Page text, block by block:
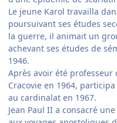
Le jeune Karol travailla
poursuivant ses études
la guerre, il animait un
achevant ses études de
1946.
Après avoir été
Cracovie en 1964,
au cardinalat en 1967.
Jean Paul II a consacré